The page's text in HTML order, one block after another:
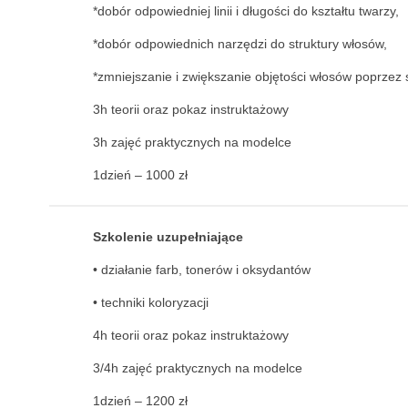
*dobór odpowiedniej linii i długości do kształtu twarzy,
*dobór odpowiednich narzędzi do struktury włosów,
*zmniejszanie i zwiększanie objętości włosów poprzez
3h teorii oraz pokaz instruktażowy
3h zajęć praktycznych na modelce
1dzień – 1000 zł
Szkolenie uzupełniające
• działanie farb, tonerów i oksydantów
• techniki koloryzacji
4h teorii oraz pokaz instruktażowy
3/4h zajęć praktycznych na modelce
1dzień – 1200 zł